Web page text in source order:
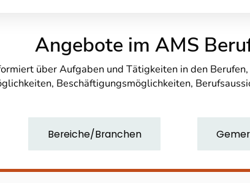
Angebote im AMS
über Aufgaben und Tätigkeiten in den
Beschäftigungsmöglichkeiten,
Bereiche/Branchen